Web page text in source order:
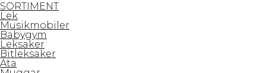
SORTIMENT
Lek
Musikmobiler
Babygym
Leksaker
Bitleksaker
Äta